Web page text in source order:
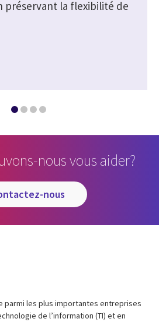
préservant la flexibilité de
nous vous aider?
nous
parmi les plus importantes entreprises
de l’information (TI) et en